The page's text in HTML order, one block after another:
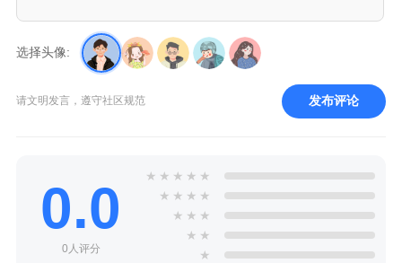
选择头像:
请文明发言，遵守社区规范 发布评论
0.0
0人评分
★ ★ ★ ★ ★
★ ★ ★ ★
★ ★ ★
★ ★
★